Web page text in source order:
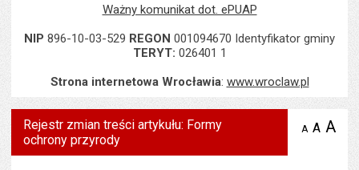
Ważny komunikat dot. ePUAP
NIP 896-10-03-529 REGON 001094670 Identyfikator gminy
TERYT: 026401 1
Strona internetowa Wrocławia: www.wroclaw.pl
Rejestr zmian treści artykułu: Formy
ochrony przyrody
A zmniejsz
A A